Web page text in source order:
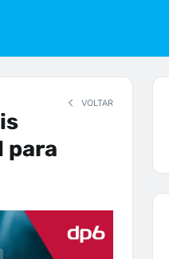
VOLTAR
para